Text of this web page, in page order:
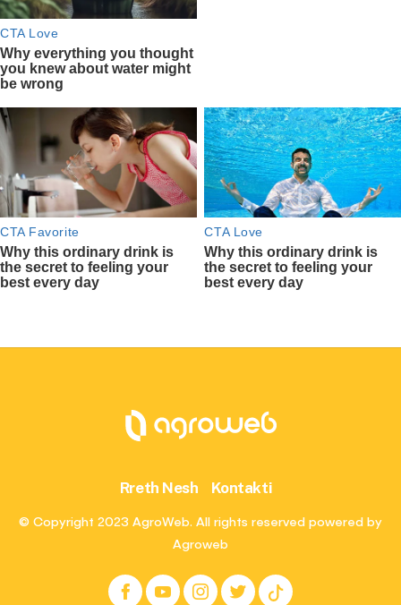
Rreth Nesh Kontakti
© Copyright 2023 AgroWeb. All rights reserved powered by
Agroweb